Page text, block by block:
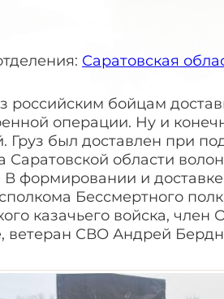
Саратовская
российским бойцам
операции. Ну и
Груз был доставлен при
Саратовской области
В формировании и
Бессмертного
казачьего войска,
ветеран СВО Андрей